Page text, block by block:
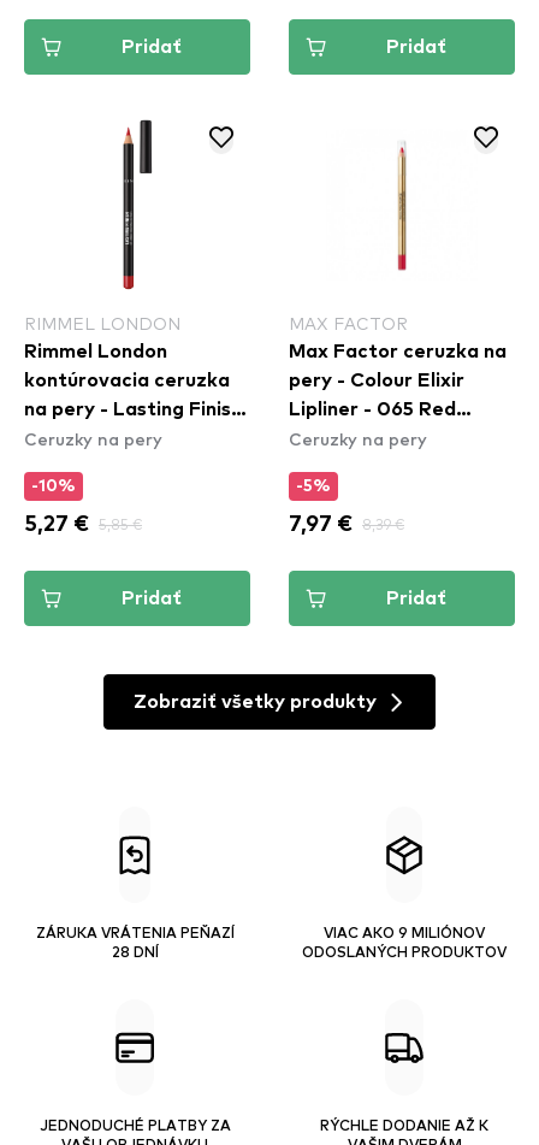
Pridať Pridať
RIMMEL LONDON
Rimmel London
kontúrovacia ceruzka
na pery - Lasting Finish
Lipliner - 505 Red
Ceruzky na pery
-10%
5,27 € 5,85 €
Pridať
MAX FACTOR
Max Factor ceruzka na
pery - Colour Elixir
Lipliner - 065 Red
Sangria
Ceruzky na pery
-5%
7,97 € 8,39 €
Pridať
Zobraziť všetky produkty
ZÁRUKA VRÁTENIA PEŇAZÍ
28 DNÍ
VIAC AKO 9 MILIÓNOV
ODOSLANÝCH PRODUKTOV
JEDNODUCHÉ PLATBY ZA
RÝCHLE DODANIE AŽ K